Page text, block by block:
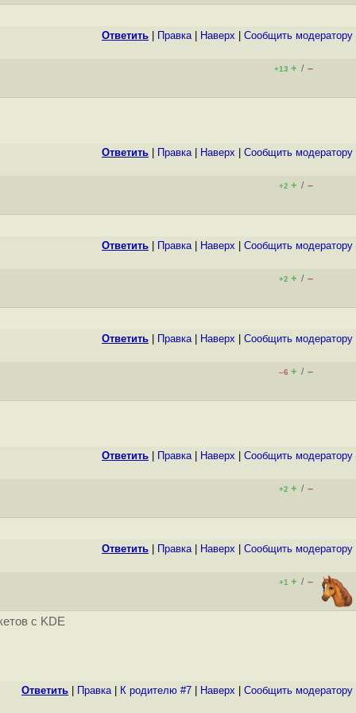
Ответить Правка| Наверх Cообщить модератору
+13 + / –
Ответить Правка| Наверх Cообщить модератору
+2 + / –
Ответить Правка| Наверх Cообщить модератору
+2 + / –
Ответить Правка| Наверх Cообщить модератору
–6 + / –
Ответить Правка| Наверх Cообщить модератору
+2 + / –
Ответить Правка| Наверх Cообщить модератору
+1 + / –
с KDE
Ответить Правка| К родителю #7 Наверх Cообщить модератору